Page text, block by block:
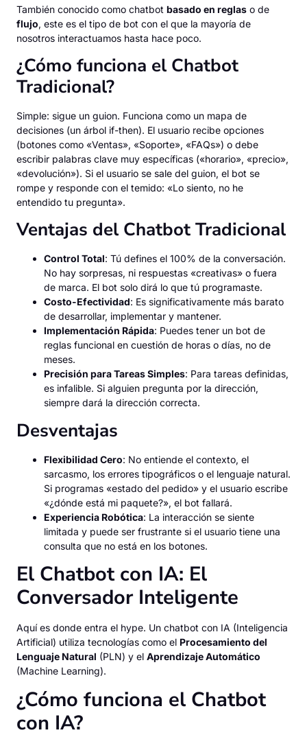
También conocido como chatbot basado en reglas o de
flujo, este es el tipo de bot con el que la mayoría de
nosotros interactuamos hasta hace poco.
¿Cómo funciona el Chatbot
Tradicional?
Simple: sigue un guion. Funciona como un mapa de
decisiones (un árbol if-then). El usuario recibe opciones
(botones como «Ventas», «Soporte», «FAQs») o debe
escribir palabras clave muy específicas («horario», «precio»,
«devolución»). Si el usuario se sale del guion, el bot se
rompe y responde con el temido: «Lo siento, no he
entendido tu pregunta».
Ventajas del Chatbot Tradicional
Control Total: Tú defines el 100% de la conversación.
No hay sorpresas, ni respuestas «creativas» o fuera
de marca. El bot solo dirá lo que tú programaste.
Costo-Efectividad: Es significativamente más barato
de desarrollar, implementar y mantener.
Implementación Rápida: Puedes tener un bot de
reglas funcional en cuestión de horas o días, no de
meses.
Precisión para Tareas Simples: Para tareas definidas,
es infalible. Si alguien pregunta por la dirección,
siempre dará la dirección correcta.
Desventajas
Flexibilidad Cero: No entiende el contexto, el
sarcasmo, los errores tipográficos o el lenguaje natural.
Si programas «estado del pedido» y el usuario escribe
«¿dónde está mi paquete?», el bot fallará.
Experiencia Robótica: La interacción se siente
limitada y puede ser frustrante si el usuario tiene una
consulta que no está en los botones.
El Chatbot con IA: El
Conversador Inteligente
Aquí es donde entra el hype. Un chatbot con IA (Inteligencia
Artificial) utiliza tecnologías como el Procesamiento del
Lenguaje Natural (PLN) y el Aprendizaje Automático
(Machine Learning).
¿Cómo funciona el Chatbot
con IA?